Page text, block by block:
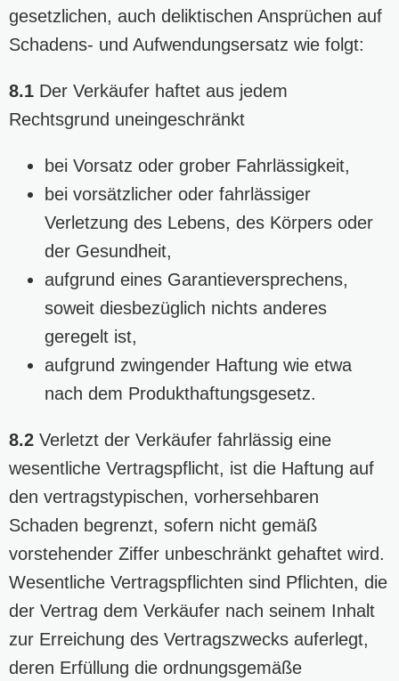
gesetzlichen, auch deliktischen Ansprüchen auf
Schadens- und Aufwendungsersatz wie folgt:
8.1 Der Verkäufer haftet aus jedem
Rechtsgrund uneingeschränkt
bei Vorsatz oder grober Fahrlässigkeit,
bei vorsätzlicher oder fahrlässiger
Verletzung des Lebens, des Körpers oder
der Gesundheit,
aufgrund eines Garantieversprechens,
soweit diesbezüglich nichts anderes
geregelt ist,
aufgrund zwingender Haftung wie etwa
nach dem Produkthaftungsgesetz.
8.2 Verletzt der Verkäufer fahrlässig eine
wesentliche Vertragspflicht, ist die Haftung auf
den vertragstypischen, vorhersehbaren
Schaden begrenzt, sofern nicht gemäß
vorstehender Ziffer unbeschränkt gehaftet wird.
Wesentliche Vertragspflichten sind Pflichten, die
der Vertrag dem Verkäufer nach seinem Inhalt
zur Erreichung des Vertragszwecks auferlegt,
deren Erfüllung die ordnungsgemäße